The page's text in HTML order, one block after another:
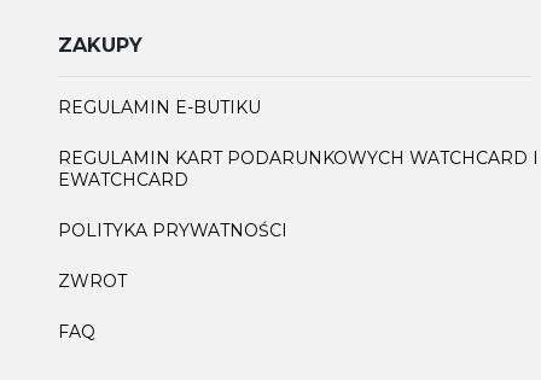
ZAKUPY
REGULAMIN E-BUTIKU
REGULAMIN KART PODARUNKOWYCH WATCHCARD I
EWATCHCARD
POLITYKA PRYWATNOŚCI
ZWROT
FAQ